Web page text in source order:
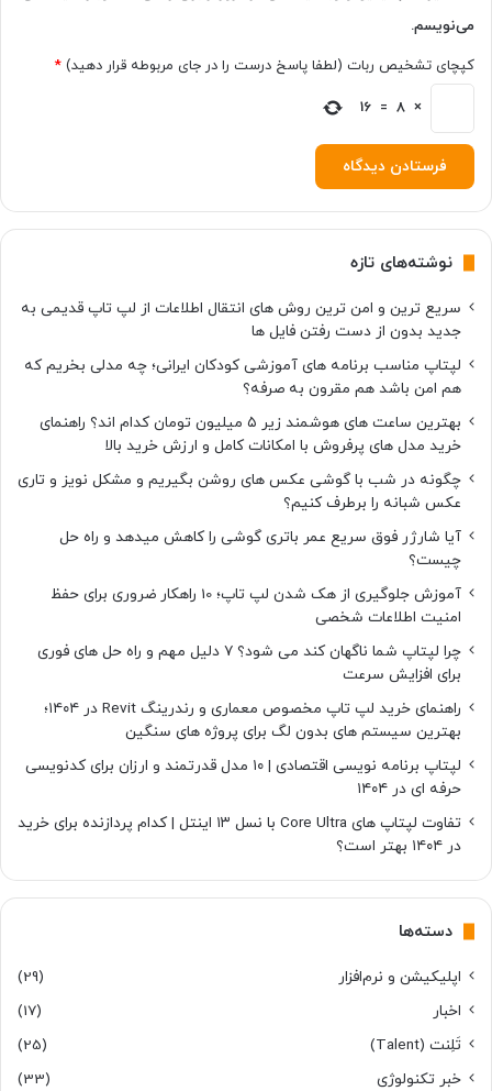
می‌نویسم.
کپچای تشخیص ربات (لطفا پاسخ درست را در جای مربوطه قرار دهید) *
×
8
=
16
نوشته‌های تازه
سریع ترین و امن ترین روش های انتقال اطلاعات از لپ تاپ قدیمی به
جدید بدون از دست رفتن فایل ها
لپتاپ مناسب برنامه های آموزشی کودکان ایرانی؛ چه مدلی بخریم که
هم امن باشد هم مقرون به صرفه؟
بهترین ساعت های هوشمند زیر ۵ میلیون تومان کدام اند؟ راهنمای
خرید مدل های پرفروش با امکانات کامل و ارزش خرید بالا
چگونه در شب با گوشی عکس های روشن بگیریم و مشکل نویز و تاری
عکس شبانه را برطرف کنیم؟
آیا شارژر فوق سریع عمر باتری گوشی را کاهش میدهد و راه حل
چیست؟
آموزش جلوگیری از هک شدن لپ تاپ؛ 10 راهکار ضروری برای حفظ
امنیت اطلاعات شخصی
چرا لپتاپ شما ناگهان کند می شود؟ ۷ دلیل مهم و راه حل های فوری
برای افزایش سرعت
راهنمای خرید لپ تاپ مخصوص معماری و رندرینگ Revit در ۱۴۰۴؛
بهترین سیستم های بدون لگ برای پروژه های سنگین
لپتاپ برنامه نویسی اقتصادی | ۱۰ مدل قدرتمند و ارزان برای کدنویسی
حرفه ای در ۱۴۰۴
تفاوت لپتاپ های Core Ultra با نسل ۱۳ اینتل | کدام پردازنده برای خرید
در ۱۴۰۴ بهتر است؟
دسته‌ها
اپلیکیشن و نرم‌افزار
(29)
اخبار
(17)
تَلِنت (Talent)
(25)
خبر تکنولوژی
(33)